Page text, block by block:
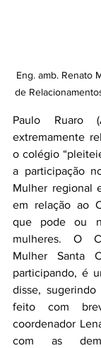
Eng. amb. Renato
de
Paulo Ruaro
extremamente
o colégio
a participação
Mulher regional
em relação ao
que pode ou
mulheres. O
Mulher Santa
participando, é
disse,
feito com
coordenador
com as